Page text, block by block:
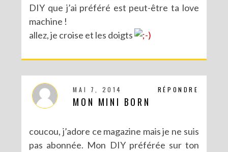
DIY que j’ai préféré est peut-être ta love
machine !
allez, je croise et les doigts
RÉPONDRE
MAI 7, 2014
MON MINI BORN
coucou, j’adore ce magazine mais je ne suis
pas abonnée. Mon DIY préférée sur ton